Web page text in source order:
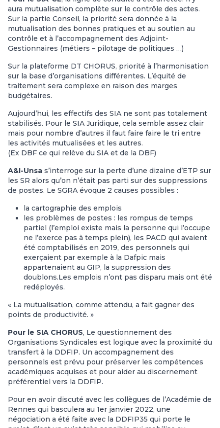
aura mutualisation complète sur le contrôle des actes.
Sur la partie Conseil, la priorité sera donnée à la
mutualisation des bonnes pratiques et au soutien au
contrôle et à l’accompagnement des Adjoint-
Gestionnaires (métiers – pilotage de politiques …)
Sur la plateforme DT CHORUS, priorité à l’harmonisation
sur la base d’organisations différentes. L’équité de
traitement sera complexe en raison des marges
budgétaires.
Aujourd’hui, les effectifs des SIA ne sont pas totalement
stabilisés. Pour le SIA Juridique, cela semble assez clair
mais pour nombre d’autres il faut faire faire le tri entre
les activités mutualisées et les autres.
(Ex DBF ce qui relève du SIA et de la DBF)
A&I-Unsa s’interroge sur la perte d’une dizaine d’ETP sur
les SR alors qu’on n’était pas parti sur des suppressions
de postes. Le SGRA évoque 2 causes possibles :
la cartographie des emplois
les problèmes de postes : les rompus de temps
partiel (l’emploi existe mais la personne qui l’occupe
ne l’exerce pas à temps plein), les PACD qui avaient
été comptabilisés en 2019, des personnels qui
exerçaient par exemple à la Dafpic mais
appartenaient au GIP, la suppression des
doublons.Les emplois n’ont pas disparu mais ont été
redéployés.
« La mutualisation, comme attendu, a fait gagner des
points de productivité. »
Pour le SIA CHORUS, Le questionnement des
Organisations Syndicales est logique avec la proximité du
transfert à la DDFIP. Un accompagnement des
personnels est prévu pour préserver les compétences
académiques acquises et pour aider au discernement
préférentiel vers la DDFIP.
Pour en avoir discuté avec les collègues de l’Académie de
Rennes qui basculera au 1er janvier 2022, une
négociation a été faite avec la DDFIP35 qui porte le